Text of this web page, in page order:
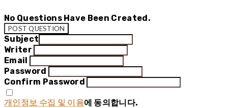
No Questions Have Been Created.
POST QUESTION
Subject
Writer
Email
Password
Confirm Password
개인정보 수집 및 이용에 동의합니다.